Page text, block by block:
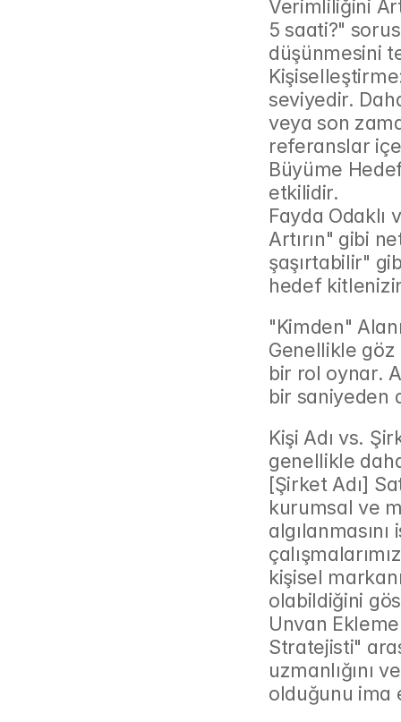
Verimliliğini
5 saati?"
düşünmesini
seviyedir.
veya son
referanslar
Büyüme
etkilidir.
Fayda Odaklı
Artırın" gibi
şaşırtabilir"
hedef
"Kimden"
Genellikle
bir rol oynar.
bir saniyeden
Kişi Adı vs.
genellikle
[Şirket Adı]
kurumsal ve
kişisel
olabildiğini
Unvan
Stratejisti"
uzmanlığını
olduğunu ima